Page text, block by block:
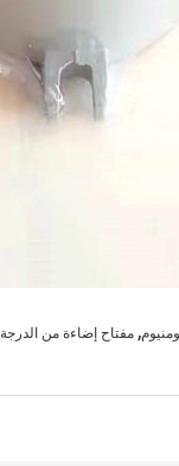
, مفتاح إضاءة من الدرجة 1 قسم 2